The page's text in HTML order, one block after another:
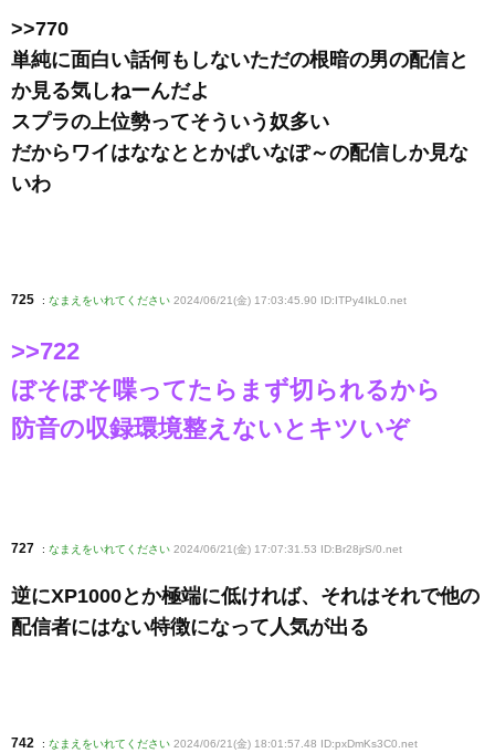
>>770
単純に面白い話何もしないただの根暗の男の配信と
か見る気しねーんだよ
スプラの上位勢ってそういう奴多い
だからワイはななととかぱいなぽ～の配信しか見な
いわ
725 : なまえをいれてください 2024/06/21(金) 17:03:45.90 ID:ITPy4IkL0 .net
>>722
ぼそぼそ喋ってたらまず切られるから
防音の収録環境整えないとキツいぞ
727 : なまえをいれてください 2024/06/21(金) 17:07:31.53 ID:Br28jrS/0 .net
逆にXP1000とか極端に低ければ、それはそれで他の
配信者にはない特徴になって人気が出る
742 : なまえをいれてください 2024/06/21(金) 18:01:57.48 ID:pxDmKs3C0 .net